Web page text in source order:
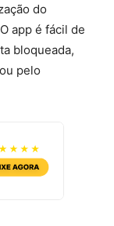
do
app é fácil de
bloqueada,
pelo